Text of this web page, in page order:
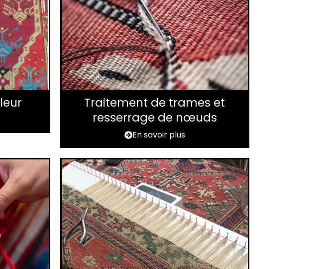
Traitement de trames et
resserrage de nœuds
En savoir plus